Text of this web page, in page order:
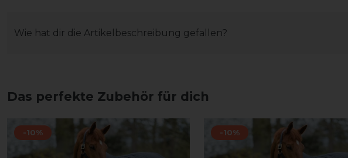
Wie hat dir die Artikelbeschreibung gefallen?
Das perfekte Zubehör für dich
-10% -10%